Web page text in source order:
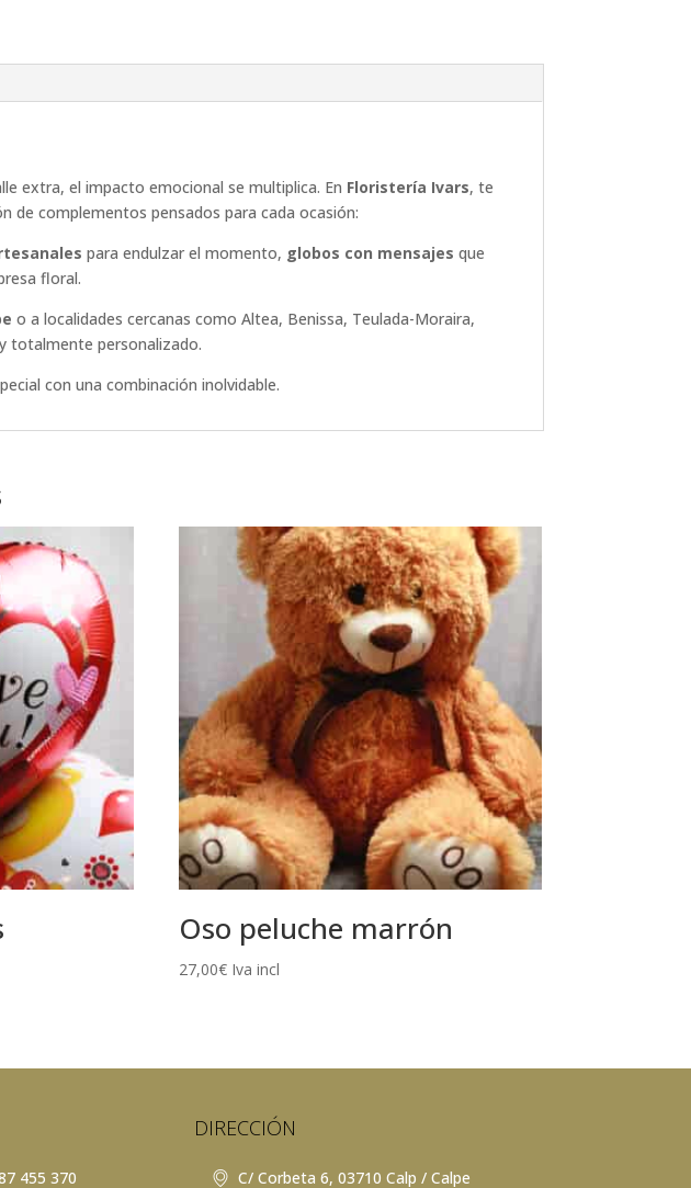
extra, el impacto emocional se multiplica. En Floristería Ivars, te
de complementos pensados para cada ocasión:
para endulzar el momento, globos con mensajes que
floral.
o a localidades cercanas como Altea, Benissa, Teulada-Moraira,
totalmente personalizado.
con una combinación inolvidable.
Oso peluche marrón
27,00€ Iva incl
455 370
DIRECCIÓN
C/ Corbeta 6, 03710 Calp / Calpe